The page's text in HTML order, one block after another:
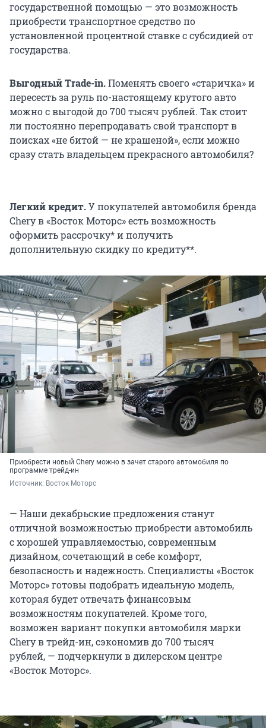
государственной помощью — это возможность
приобрести транспортное средство по
установленной процентной ставке с субсидией от
государства.
Выгодный Тrade-in.Поменять своего «старичка» и
пересесть за руль по-настоящему крутого авто
можно с выгодой до 700 тысяч рублей. Так стоит
ли постоянно перепродавать свой транспорт в
поисках «не битой — не крашеной», если можно
сразу стать владельцем прекрасного автомобиля?
Легкий кредит.У покупателей автомобиля бренда
Chery в «Восток Моторс» есть возможность
оформить рассрочку* и получить
дополнительную скидку по кредиту**.
Приобрести новый Chery можно в зачет старого автомобиля по
программе трейд-ин
Источник: Восток Моторс
— Наши декабрьские предложения станут
отличной возможностью приобрести автомобиль
с хорошей управляемостью, современным
дизайном, сочетающий в себе комфорт,
безопасность и надежность. Специалисты «Восток
Моторс» готовы подобрать идеальную модель,
которая будет отвечать финансовым
возможностям покупателей. Кроме того,
возможен вариант покупки автомобиля марки
Chery в трейд-ин, сэкономив до 700 тысяч
рублей, — подчеркнули в дилерском центре
«Восток Моторс».